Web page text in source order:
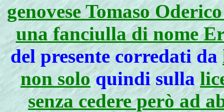
genovese Tomaso
una fanciulla di nome
del presente corredati da
non soloquindi sulla
senza cedere però ad